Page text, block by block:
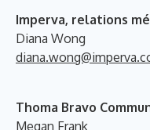
Imperva, relations
Diana Wong
Thoma Bravo
Megan Frank